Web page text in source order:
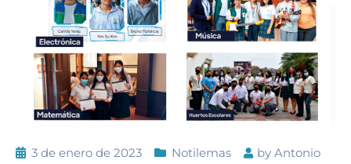
3 de enero de 2023 Notilemas by Antonio